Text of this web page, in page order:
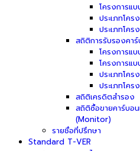
โครงการแ
ประเภทโค
ประเภทโค
สถิติการรับรองคา
โครงการแ
โครงการแ
ประเภทโค
ประเภทโค
สถิติเครดิตสำรอง
สถิติซื้อขายคาร์บอ
(Monitor)
รายชื่อที่ปรึกษา
Standard T-VER